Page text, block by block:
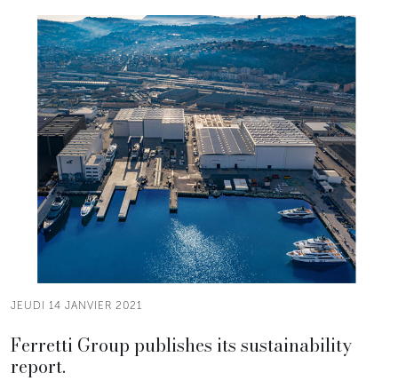
JEUDI 14 JANVIER 2021
Ferretti Group publishes its sustainability
report.